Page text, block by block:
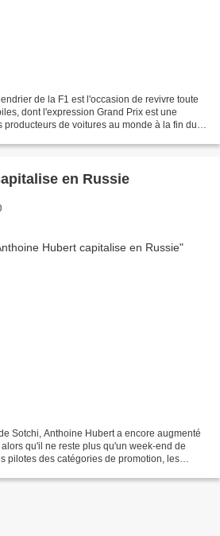
de la F1 est l'occasion de revivre toute
dont l'expression Grand Prix est une
de voitures au monde à la fin du
en Russie
Sotchi, Anthoine Hubert a encore augmenté
qu'il ne reste plus qu'un week-end de
pilotes des catégories de promotion, les